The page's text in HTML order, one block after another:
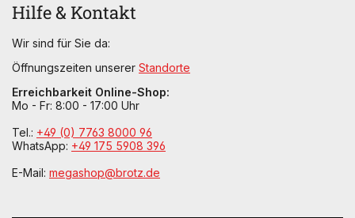
Hilfe & Kontakt
Wir sind für Sie da:
Öffnungszeiten unserer Standorte
Erreichbarkeit Online-Shop:
Mo - Fr: 8:00 - 17:00 Uhr
Tel.: +49 (0) 7763 8000 96
WhatsApp: +49 175 5908 396
E-Mail: megashop@brotz.de